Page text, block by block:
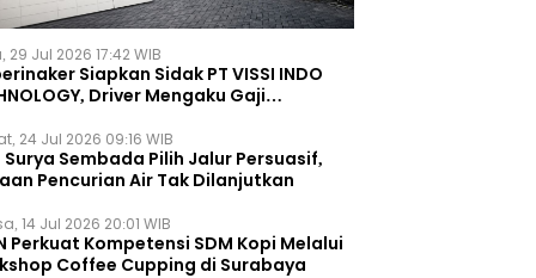
29 Jul 2026 17:42 WIB
Siapkan Sidak PT VISSI INDO
Driver Mengaku Gaji
24 Jul 2026 09:16 WIB
Surya Sembada Pilih Jalur Persuasif,
Pencurian Air Tak Dilanjutkan
14 Jul 2026 20:01 WIB
Perkuat Kompetensi SDM Kopi Melalui
Coffee Cupping di Surabaya